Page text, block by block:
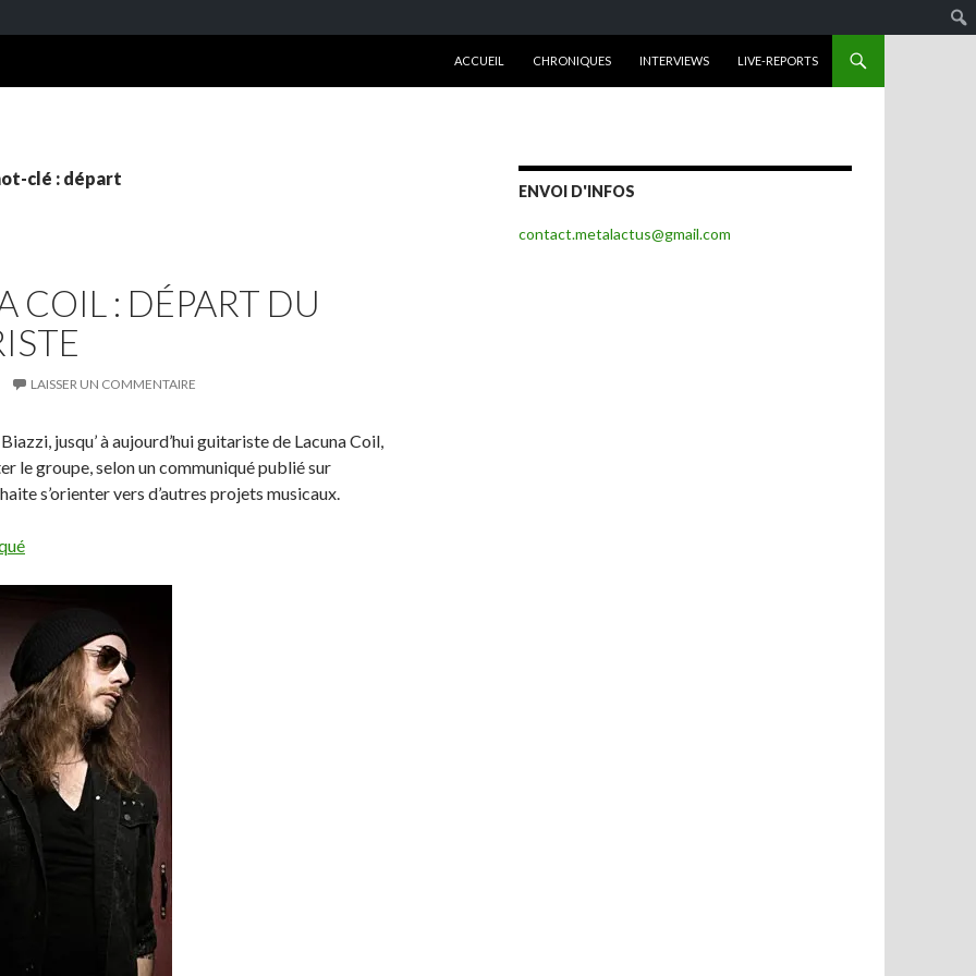
ACCUEIL
CHRONIQUES INTERVIEWS LIVE-REPORTS
clé : départ
COIL : DÉPART DU
LAISSER UN COMMENTAIRE
jusqu’ à aujourd’hui guitariste de Lacuna Coil,
le groupe, selon un communiqué publié sur
s’orienter vers d’autres projets musicaux.
ENVOI D'INFOS
contact.metalactus@gmail.com